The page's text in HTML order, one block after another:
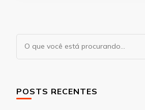
Procurando
algo?
POSTS RECENTES